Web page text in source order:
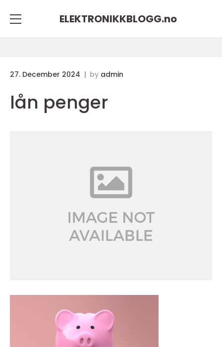
ELEKTRONIKKBLOGG.no
27. December 2024 by admin
lån penger